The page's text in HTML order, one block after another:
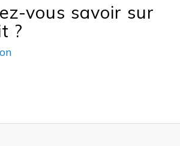
vous savoir sur
?